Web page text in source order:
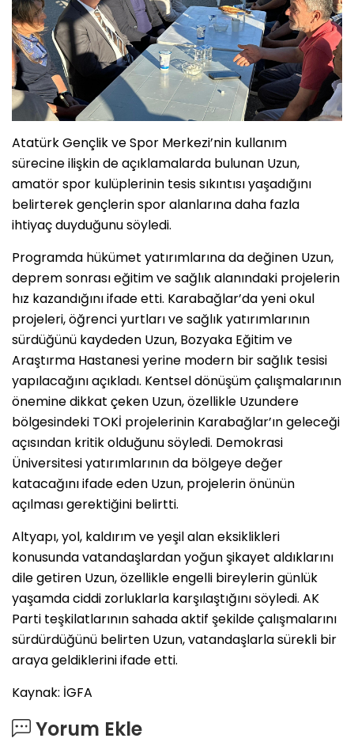
Atatürk Gençlik ve Spor Merkezi’nin kullanım
sürecine ilişkin de açıklamalarda bulunan Uzun,
amatör spor kulüplerinin tesis sıkıntısı yaşadığını
belirterek gençlerin spor alanlarına daha fazla
ihtiyaç duyduğunu söyledi.
Programda hükümet yatırımlarına da değinen Uzun,
deprem sonrası eğitim ve sağlık alanındaki projelerin
hız kazandığını ifade etti. Karabağlar’da yeni okul
projeleri, öğrenci yurtları ve sağlık yatırımlarının
sürdüğünü kaydeden Uzun, Bozyaka Eğitim ve
Araştırma Hastanesi yerine modern bir sağlık tesisi
yapılacağını açıkladı. Kentsel dönüşüm çalışmalarının
önemine dikkat çeken Uzun, özellikle Uzundere
bölgesindeki TOKİ projelerinin Karabağlar’ın geleceği
açısından kritik olduğunu söyledi. Demokrasi
Üniversitesi yatırımlarının da bölgeye değer
katacağını ifade eden Uzun, projelerin önünün
açılması gerektiğini belirtti.
Altyapı, yol, kaldırım ve yeşil alan eksiklikleri
konusunda vatandaşlardan yoğun şikayet aldıklarını
dile getiren Uzun, özellikle engelli bireylerin günlük
yaşamda ciddi zorluklarla karşılaştığını söyledi. AK
Parti teşkilatlarının sahada aktif şekilde çalışmalarını
sürdürdüğünü belirten Uzun, vatandaşlarla sürekli bir
araya geldiklerini ifade etti.
Kaynak: İGFA
Yorum Ekle